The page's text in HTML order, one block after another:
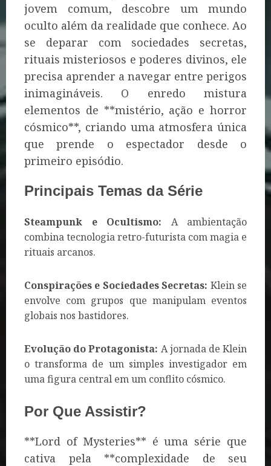
jovem comum, descobre um mundo
oculto além da realidade que conhece. Ao
se deparar com sociedades secretas,
rituais misteriosos e poderes divinos, ele
precisa aprender a navegar entre perigos
inimagináveis. O enredo mistura
elementos de **mistério, ação e horror
cósmico**, criando uma atmosfera única
que prende o espectador desde o
primeiro episódio.
Principais Temas da Série
Steampunk e Ocultismo: A ambientação
combina tecnologia retro-futurista com magia e
rituais arcanos.
Conspirações e Sociedades Secretas: Klein se
envolve com grupos que manipulam eventos
globais nos bastidores.
Evolução do Protagonista: A jornada de Klein
o transforma de um simples investigador em
uma figura central em um conflito cósmico.
Por Que Assistir?
**Lord of Mysteries** é uma série que
cativa pela **complexidade de seu